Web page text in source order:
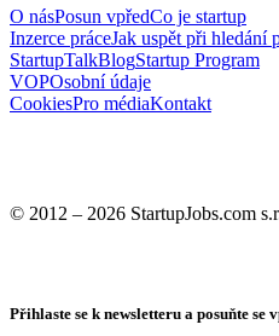
O násPosun vpředCo je startup
Inzerce práceJak uspět při hledání
StartupTalkBlogStartup Program
VOPOsobní údaje
CookiesPro médiaKontakt
© 2012 – 2026 StartupJobs.com
Přihlaste se k newsletteru a posuňte se